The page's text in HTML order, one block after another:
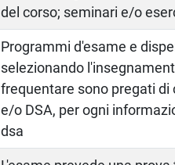
del corso; seminari e/o
Programmi d'esame e
selezionando
frequentare sono pregati
e/o DSA, per ogni
dsa